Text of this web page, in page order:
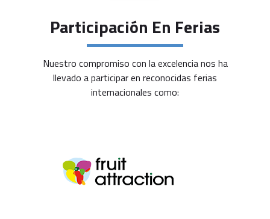
Participación En Ferias
Nuestro compromiso con la excelencia nos ha
llevado a participar en reconocidas ferias
internacionales como: